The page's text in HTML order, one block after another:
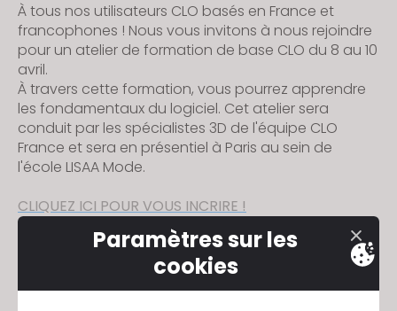
À tous nos utilisateurs CLO basés en France et
francophones ! Nous vous invitons à nous rejoindre
pour un atelier de formation de base CLO du 8 au 10
avril.⁠
À travers cette formation, vous pourrez apprendre
les fondamentaux du logiciel. Cet atelier sera
conduit par les spécialistes 3D de l'équipe CLO
France et sera en présentiel à Paris au sein de
l'école LISAA Mode.
CLIQUEZ ICI POUR VOUS INCRIRE !
Rejoignez-nous pour le webinaire
sur les nouvelles fonctionnalités
Paramètres sur les
cookies